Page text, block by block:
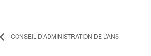
CONSEIL D’ADMINISTRATION DE L’ANS